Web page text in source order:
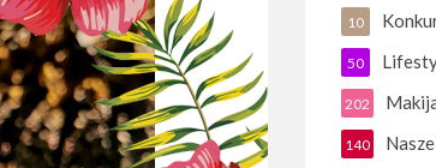
10
50
202
140